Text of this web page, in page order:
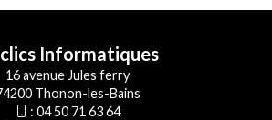
Informatiques
16 avenue Jules ferry
Thonon-les-Bains
: 04 50 71 63 64